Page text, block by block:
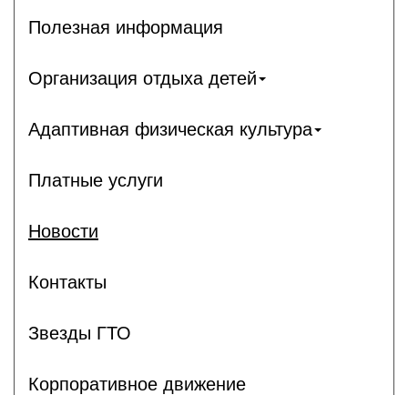
Полезная информация
Организация отдыха детей
Адаптивная физическая культура
Платные услуги
Новости
Контакты
Звезды ГТО
Корпоративное движение